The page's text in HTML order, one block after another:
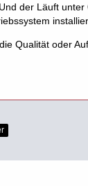
der Läuft unter
Qualität oder